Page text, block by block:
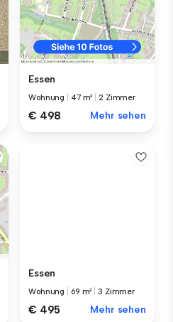
Essen
Wohnung 47 m² |2 Zimmer
€ 498 Mehr sehen
Essen
Wohnung 69 m² |3 Zimmer
€ 495 Mehr sehen